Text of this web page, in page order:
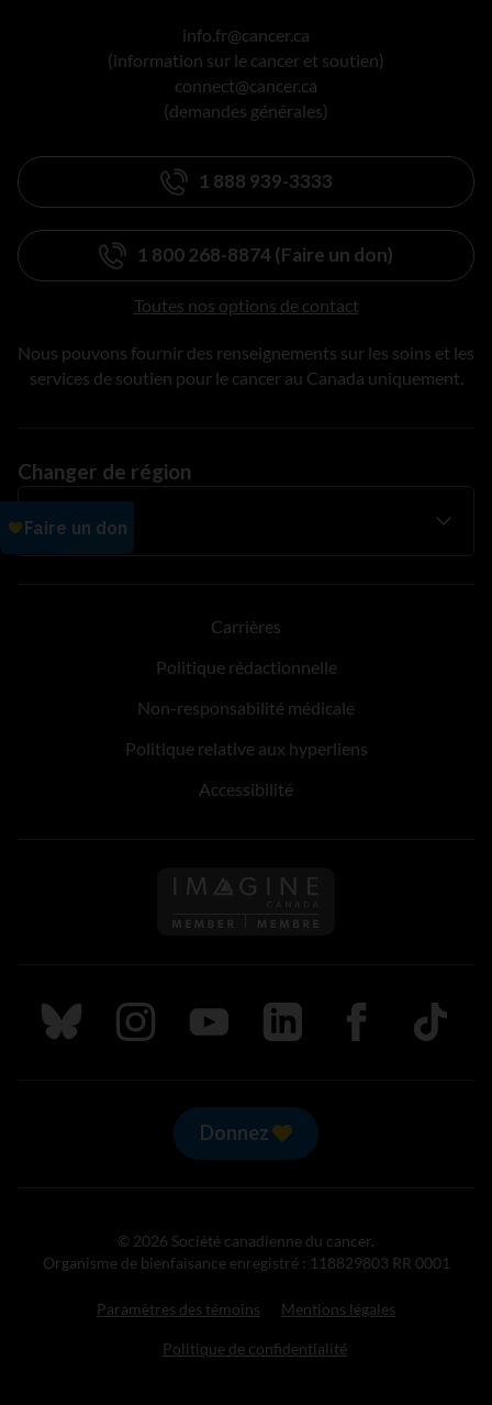
info.fr@cancer.ca
(information sur le cancer et soutien)
connect@cancer.ca
(demandes générales)
1 888 939-3333
1 800 268-8874 (Faire un don)
Toutes nos options de contact
Nous pouvons fournir des renseignements sur les soins et les
services de soutien pour le cancer au Canada uniquement.
Changer de région
Carrières
Politique rédactionnelle
Non-responsabilité médicale
Politique relative aux hyperliens
Accessibilité
Suivez nous sur Bluesky
Suivez nous sur Instagram
Suivez nous sur Youtube
Suivez nous sur LinkedIn
Suivez nous sur
TikTok
Donnez
© 2026 Société canadienne du cancer.
Organisme de bienfaisance enregistré : 118829803 RR 0001
Paramètres des témoins Mentions légales
Politique de confidentialité